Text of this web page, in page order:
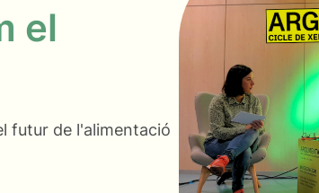
el
futur de l'alimentació